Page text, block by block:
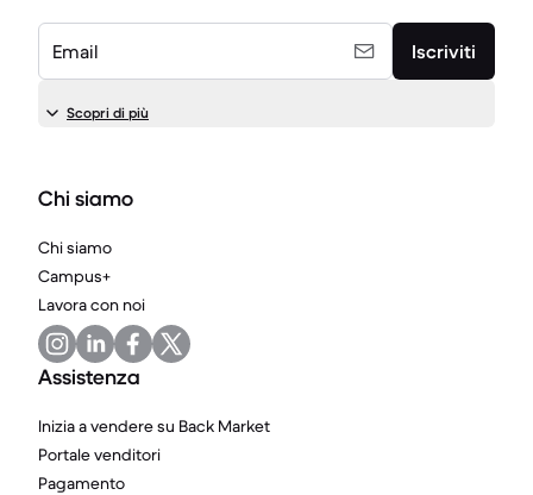
Email Iscriviti
Scopri di più
Chi siamo
Chi siamo
Campus+
Lavora con noi
Assistenza
Inizia a vendere su Back Market
Portale venditori
Pagamento